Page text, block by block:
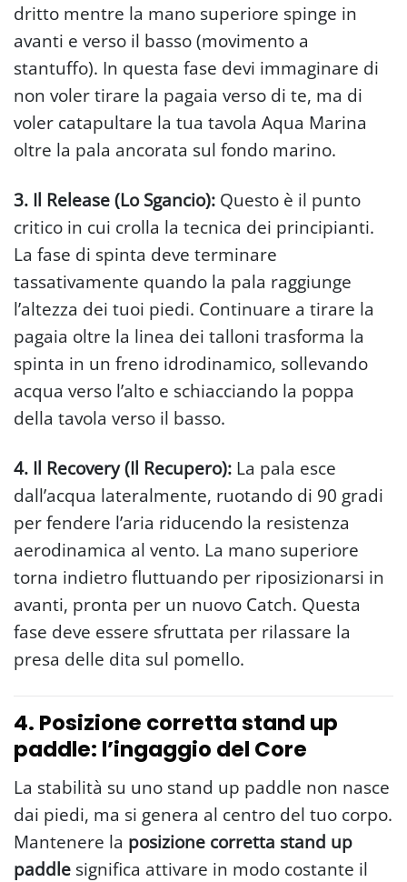
dritto mentre la mano superiore spinge in
avanti e verso il basso (movimento a
stantuffo). In questa fase devi immaginare di
non voler tirare la pagaia verso di te, ma di
voler catapultare la tua tavola Aqua Marina
oltre la pala ancorata sul fondo marino.
3. Il Release (Lo Sgancio): Questo è il punto
critico in cui crolla la tecnica dei principianti.
La fase di spinta deve terminare
tassativamente quando la pala raggiunge
l’altezza dei tuoi piedi. Continuare a tirare la
pagaia oltre la linea dei talloni trasforma la
spinta in un freno idrodinamico, sollevando
acqua verso l’alto e schiacciando la poppa
della tavola verso il basso.
4. Il Recovery (Il Recupero): La pala esce
dall’acqua lateralmente, ruotando di 90 gradi
per fendere l’aria riducendo la resistenza
aerodinamica al vento. La mano superiore
torna indietro fluttuando per riposizionarsi in
avanti, pronta per un nuovo Catch. Questa
fase deve essere sfruttata per rilassare la
presa delle dita sul pomello.
4. Posizione corretta stand up
paddle: l’ingaggio del Core
La stabilità su uno stand up paddle non nasce
dai piedi, ma si genera al centro del tuo corpo.
Mantenere la posizione corretta stand up
paddle significa attivare in modo costante il